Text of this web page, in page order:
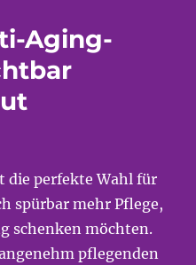
Aging-
die perfekte Wahl für
spürbar mehr Pflege,
schenken möchten.
pflegenden